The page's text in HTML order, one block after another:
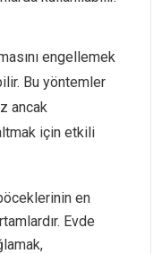
engellemek
Bu yöntemler
ancak
için etkili
en
Evde